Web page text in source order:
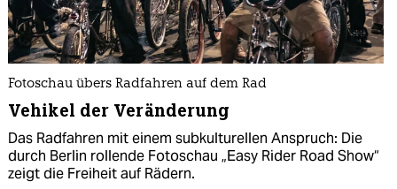
Fotoschau übers Radfahren auf dem Rad
Vehikel der Veränderung
Das Radfahren mit einem subkulturellen Anspruch: Die
durch Berlin rollende Fotoschau „Easy Rider Road Show“
zeigt die Freiheit auf Rädern.